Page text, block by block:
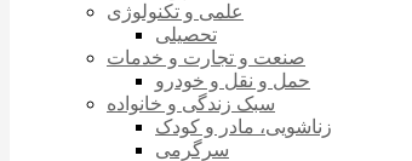
علمی و تکنولوژی
تحصیلی
صنعت و تجارت و خدمات
حمل و نقل و خودرو
سبک زندگی و خانواده
زناشویی، مادر و کودک
سرگرمی